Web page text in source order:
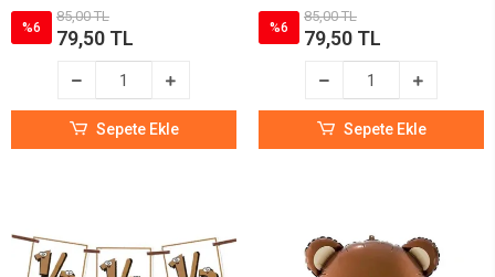
%6
85,00 TL
79,50 TL
Sepete Ekle
%6
85,00 TL
79,50 TL
Sepete Ekle